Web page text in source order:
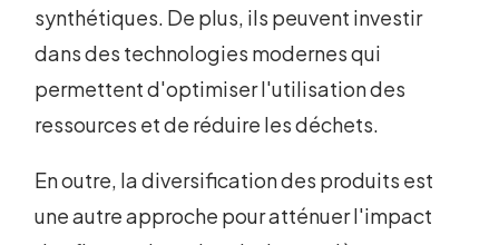
synthétiques. De plus, ils peuvent investir
dans des technologies modernes qui
permettent d'optimiser l'utilisation des
ressources et de réduire les déchets.
En outre, la diversification des produits est
une autre approche pour atténuer l'impact